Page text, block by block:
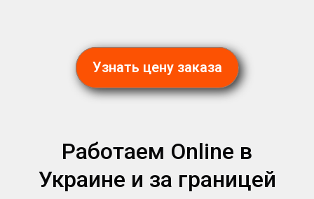
Узнать цену заказа
Работаем Online в
Украине и за границей